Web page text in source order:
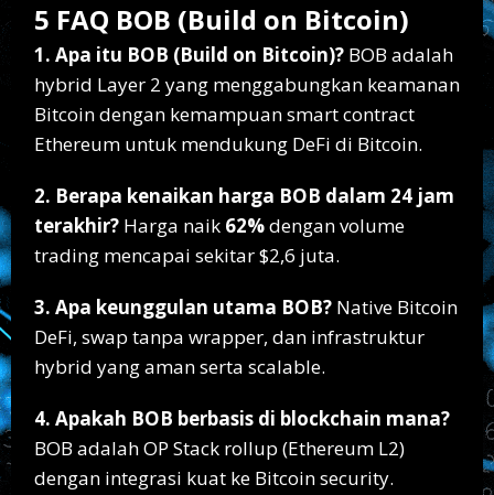
5 FAQ BOB (Build on Bitcoin)
1. Apa itu BOB (Build on Bitcoin)? BOB adalah
hybrid Layer 2 yang menggabungkan keamanan
Bitcoin dengan kemampuan smart contract
Ethereum untuk mendukung DeFi di Bitcoin.
2. Berapa kenaikan harga BOB dalam 24 jam
terakhir? Harga naik 62%dengan volume
trading mencapai sekitar $2,6 juta.
3. Apa keunggulan utama BOB? Native Bitcoin
DeFi, swap tanpa wrapper, dan infrastruktur
hybrid yang aman serta scalable.
4. Apakah BOB berbasis di blockchain mana?
BOB adalah OP Stack rollup (Ethereum L2)
dengan integrasi kuat ke Bitcoin security.